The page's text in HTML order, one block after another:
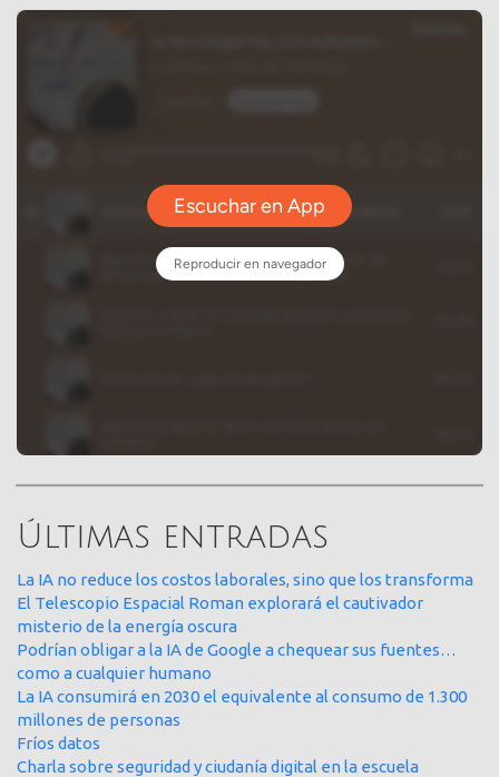
Últimas entradas
La IA no reduce los costos laborales, sino que los transforma
El Telescopio Espacial Roman explorará el cautivador
misterio de la energía oscura
Podrían obligar a la IA de Google a chequear sus fuentes…
como a cualquier humano
La IA consumirá en 2030 el equivalente al consumo de 1.300
millones de personas
Fríos datos
Charla sobre seguridad y ciudanía digital en la escuela